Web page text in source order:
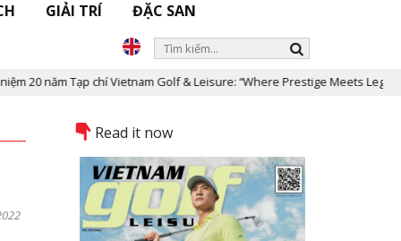
GIẢI TRÍ ĐẶC SAN
chí Vietnam Golf & Leisure: “Where Prestige Meets Legacy”
Read it now